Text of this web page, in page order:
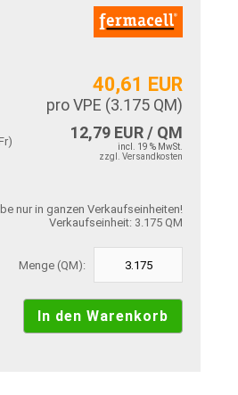
40,61 EUR
pro VPE (3.175 QM)
12,79 EUR / QM
incl. 19 % MwSt.
zzgl. Versandkosten
nur in ganzen Verkaufseinheiten!
Verkaufseinheit: 3.175 QM
Menge (QM):